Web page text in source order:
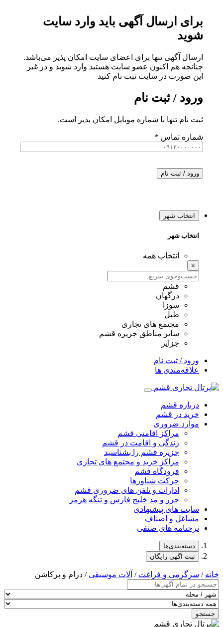
برای ارسال آگهی باید وارد سایت
شوید
ارسال آگهی تنها برای اعضای سایت امکان پذیر می‌باشد.
چنانچه هم‌ اکنون عضو سایت هستید وارد شوید و در غیر
این صورت در سایت ثبت نام کنید
ورود / ثبت نام
ثبت نام تنها با شماره موبایل امکان پذیر است.
شماره تماس *
ورود / ثبت نام
انتخاب شهر
انتخاب شهر
انتخاب همه
×
قشم
درگهان
سوزا
طبل
مجتمع های تجاری
سایر مناطق جزیره قشم
جزایر
ورود / ثبت نام
علاقه‌مندی ها
درباره قشم
خرید در قشم
موارد ضروری
مراکز اقامتی قشم
زندگی و اقامت در قشم
جزیره قشم را بشناسید
مراکز خرید و مجتمع های تجاری
فرودگاه قشم
حرکت شناورها
ادارات و تلفن های ضروری قشم
جزر و مد خلیج فارس و تنگه هرمز
سایت های پیشنهادی
مشاغل و اصناف
نرخنامه های صنفی
دسته‌بندی‌ها
ثبت اگهی رایگان
خانه / سرگرمی و فراغت / آلات موسیقی / درام و پرکاشن
جستجو